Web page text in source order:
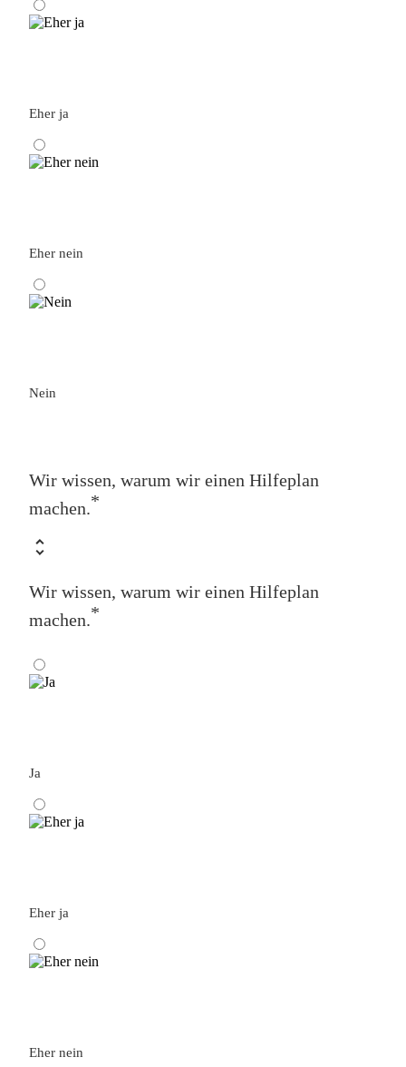
Eher ja
Eher nein
Nein
Wir wissen, warum wir einen Hilfeplan
machen. *
Wir wissen, warum wir einen Hilfeplan
machen.*
Ja
Eher ja
Eher nein